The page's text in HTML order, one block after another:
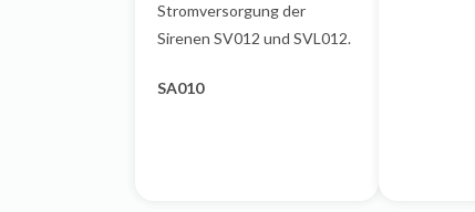
Stromversorgung der
Sirenen SV012 und SVL012.
SA010